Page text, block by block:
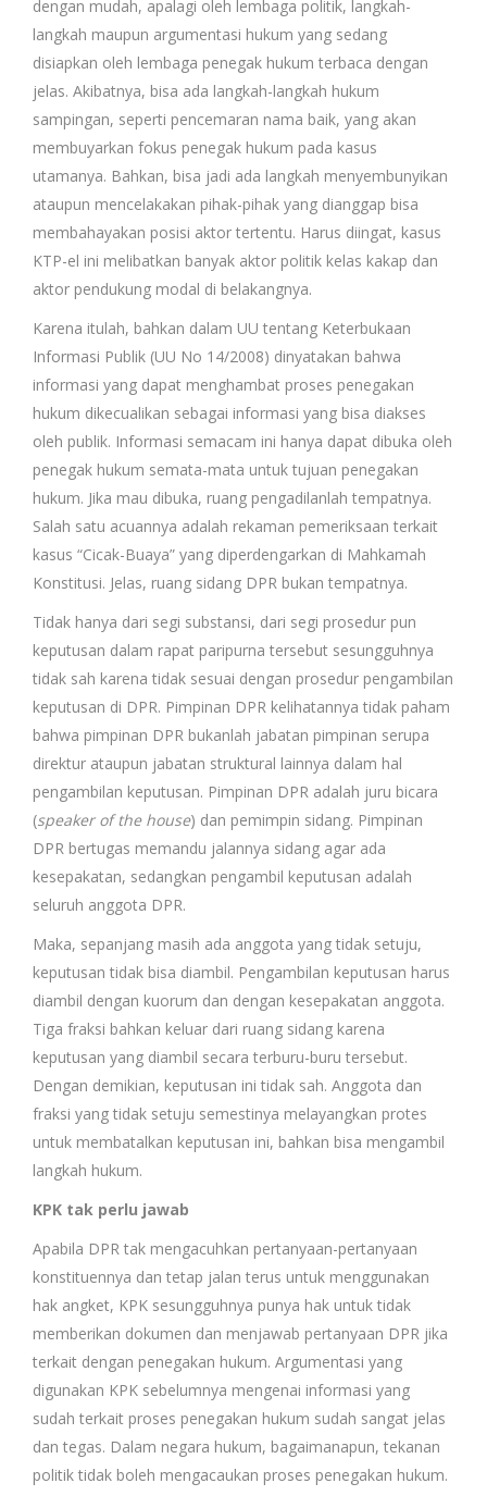
dengan mudah, apalagi oleh lembaga politik, langkah-
langkah maupun argumentasi hukum yang sedang
disiapkan oleh lembaga penegak hukum terbaca dengan
jelas. Akibatnya, bisa ada langkah-langkah hukum
sampingan, seperti pencemaran nama baik, yang akan
membuyarkan fokus penegak hukum pada kasus
utamanya. Bahkan, bisa jadi ada langkah menyembunyikan
ataupun mencelakakan pihak-pihak yang dianggap bisa
membahayakan posisi aktor tertentu. Harus diingat, kasus
KTP-el ini melibatkan banyak aktor politik kelas kakap dan
aktor pendukung modal di belakangnya.
Karena itulah, bahkan dalam UU tentang Keterbukaan
Informasi Publik (UU No 14/2008) dinyatakan bahwa
informasi yang dapat menghambat proses penegakan
hukum dikecualikan sebagai informasi yang bisa diakses
oleh publik. Informasi semacam ini hanya dapat dibuka oleh
penegak hukum semata-mata untuk tujuan penegakan
hukum. Jika mau dibuka, ruang pengadilanlah tempatnya.
Salah satu acuannya adalah rekaman pemeriksaan terkait
kasus “Cicak-Buaya” yang diperdengarkan di Mahkamah
Konstitusi. Jelas, ruang sidang DPR bukan tempatnya.
Tidak hanya dari segi substansi, dari segi prosedur pun
keputusan dalam rapat paripurna tersebut sesungguhnya
tidak sah karena tidak sesuai dengan prosedur pengambilan
keputusan di DPR. Pimpinan DPR kelihatannya tidak paham
bahwa pimpinan DPR bukanlah jabatan pimpinan serupa
direktur ataupun jabatan struktural lainnya dalam hal
pengambilan keputusan. Pimpinan DPR adalah juru bicara
(speaker of the house) dan pemimpin sidang. Pimpinan
DPR bertugas memandu jalannya sidang agar ada
kesepakatan, sedangkan pengambil keputusan adalah
seluruh anggota DPR.
Maka, sepanjang masih ada anggota yang tidak setuju,
keputusan tidak bisa diambil. Pengambilan keputusan harus
diambil dengan kuorum dan dengan kesepakatan anggota.
Tiga fraksi bahkan keluar dari ruang sidang karena
keputusan yang diambil secara terburu-buru tersebut.
Dengan demikian, keputusan ini tidak sah. Anggota dan
fraksi yang tidak setuju semestinya melayangkan protes
untuk membatalkan keputusan ini, bahkan bisa mengambil
langkah hukum.
KPK tak perlu jawab
Apabila DPR tak mengacuhkan pertanyaan-pertanyaan
konstituennya dan tetap jalan terus untuk menggunakan
hak angket, KPK sesungguhnya punya hak untuk tidak
memberikan dokumen dan menjawab pertanyaan DPR jika
terkait dengan penegakan hukum. Argumentasi yang
digunakan KPK sebelumnya mengenai informasi yang
sudah terkait proses penegakan hukum sudah sangat jelas
dan tegas. Dalam negara hukum, bagaimanapun, tekanan
politik tidak boleh mengacaukan proses penegakan hukum.